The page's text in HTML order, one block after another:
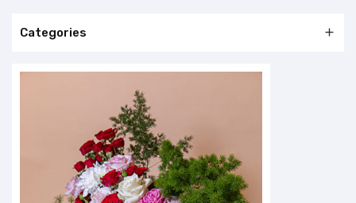
Categories 